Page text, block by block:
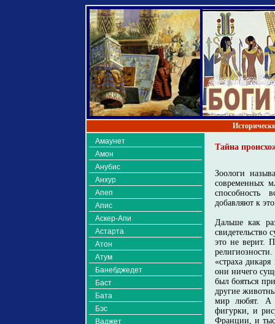
Амаунет
Амон
Анубис
Анхур
Апеп
Апис
Аскер-Апи
Астарта
Атон
Атум
Банебджедет
Баст
Бата
Бэс
Ваджет
Тайна
Зоологи
современных
способность
добавляют к
Дальше как
свидетельство
это не верит.
«страха
они ничего
был бояться
другие
мир любят. А
фигурки, и
Франции, и